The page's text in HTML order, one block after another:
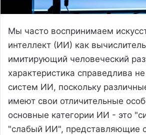
Мы часто воспринимаем
интеллект (ИИ) как
имитирующий человеческий
характеристика справедлива
систем ИИ, поскольку
имеют свои отличительные
основные категории ИИ - это
"слабый ИИ", представляющие